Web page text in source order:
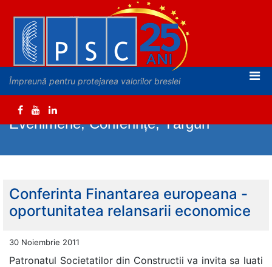
Împreună pentru protejarea valorilor breslei
Evenimene, Conferințe, Târguri
Conferinta Finantarea europeana -
oportunitatea relansarii economice
30 Noiembrie 2011
Patronatul Societatilor din Constructii va invita sa luati